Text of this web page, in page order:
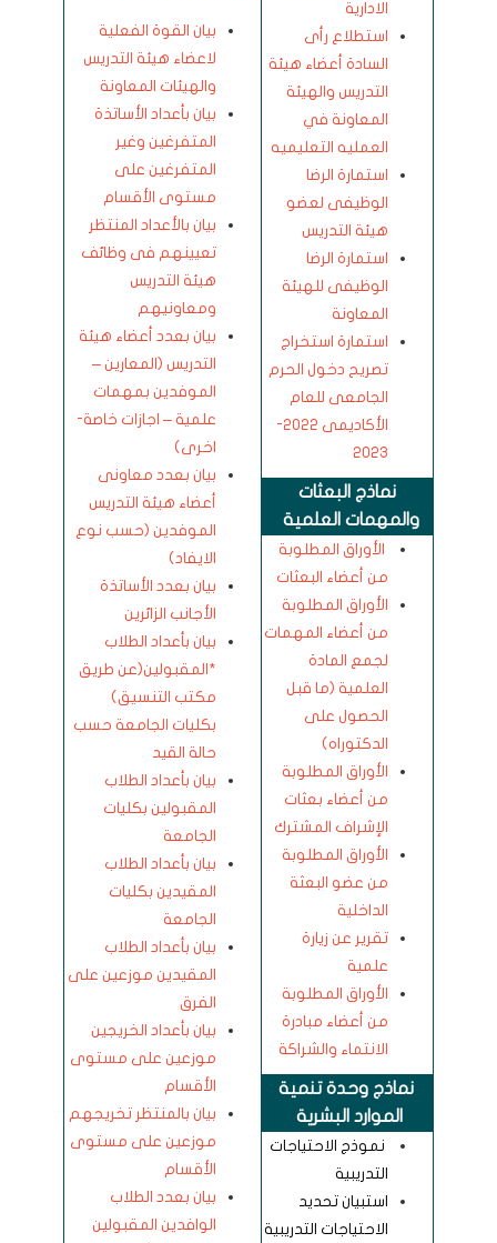
الادارية
استطلاع رأى
السادة أعضاء هيئة
التدريس والهيئة
المعاونة في
العمليه التعليميه
استمارة الرضا
الوظيفى لعضو
هيئة التدريس
استمارة الرضا
الوظيفى للهيئة
المعاونة
استمارة استخراج
تصريح دخول الحرم
الجامعى للعام
الأكاديمى 2022-
2023
بيان القوة الفعلية
لاعضاء هيئة التدريس
والهيئات المعاونة
بيان بأعداد الأساتذة
المتفرغين وغير
المتفرغين على
مستوى الأقسام
بيان بالأعداد المنتظر
تعيينهم فى وظائف
هيئة التدريس
ومعاونيهم
بيان بعدد أعضاء هيئة
التدريس (المعارين –
الموفدين بمهمات
علمية – اجازات خاصة-
اخرى)
بيان بعدد معاونى
أعضاء هيئة التدريس
الموفدين (حسب نوع
الايفاد)
بيان بعدد الأساتذة
الأجانب الزائرين
بيان بأعداد الطلاب
*المقبولين(عن طريق
مكتب التنسيق)
بكليات الجامعة حسب
حالة القيد
بيان بأعداد الطلاب
المقبولين بكليات
الجامعة
بيان بأعداد الطلاب
المقيدين بكليات
الجامعة
بيان بأعداد الطلاب
المقيدين موزعين على
الفرق
بيان بأعداد الخريجين
موزعين على مستوى
الأقسام
بيان بالمنتظر تخريجهم
موزعين على مستوى
الأقسام
بيان بعدد الطلاب
الوافدين المقبولين
نماذج البعثات
والمهمات العلمية
الأوراق المطلوبة
من أعضاء البعثات
الأوراق المطلوبة
من أعضاء المهمات
لجمع المادة
العلمية (ما قبل
الحصول على
الدكتوراه)
الأوراق المطلوبة
من أعضاء بعثات
الإشراف المشترك
الأوراق المطلوبة
من عضو البعثة
الداخلية
تقرير عن زيارة
علمية
الأوراق المطلوبة
من أعضاء مبادرة
الانتماء والشراكة
نماذج وحدة تنمية
الموارد البشرية
نموذج الاحتياجات
التدريبية
استبيان تحديد
الاحتياجات التدريبية